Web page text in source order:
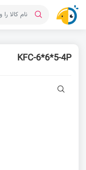
KFC-6*6*5-4P